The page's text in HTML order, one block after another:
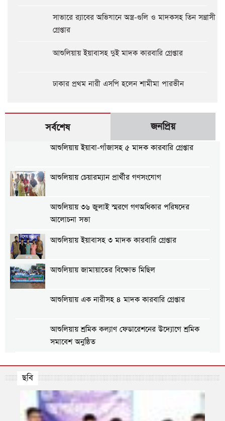
সাভারে র‍্যাবের অভিযানে অস্ত্র-গুলি ও মাদকসহ তিন সন্ত্রাসী
গ্রেপ্তার
আশুলিয়ায় ইয়াবাসহ দুই মাদক কারবারি গ্রেপ্তার
ঢাকার প্রথম নারী এসপি হলেন শামীমা পারভীন
সর্বশেষ জনপ্রিয়
আশুলিয়ায় ইয়াবা-গাঁজাসহ ৫ মাদক কারবারি গ্রেপ্তার
আশুলিয়ায় চেয়ারম্যান প্রার্থীর গণসংযোগ
আশুলিয়ায় ৩৬ জুলাই স্মরণে গণঅধিকার পরিষদের
আলোচনা সভা
আশুলিয়ায় ইয়াবাসহ ৩ মাদক কারবারি গ্রেপ্তার
আশুলিয়ায় জামায়াতের বিক্ষোভ মিছিল
আশুলিয়ায় এক নারীসহ ৪ মাদক কারবারি গ্রেপ্তার
আশুলিয়ায় শ্রমিক কল্যাণ ফেডারেশনের উদ্যোগে শ্রমিক
সমাবেশ অনুষ্ঠিত
মানববন্ধন
আশুলিয়ায় প্রীতি ফুটবল ম্যাচ অনুষ্ঠিত
ছবি